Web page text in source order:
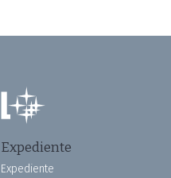
Expediente
Expediente